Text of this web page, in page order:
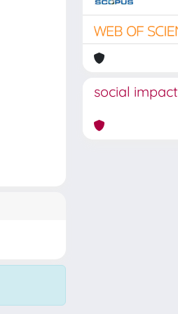
social impact